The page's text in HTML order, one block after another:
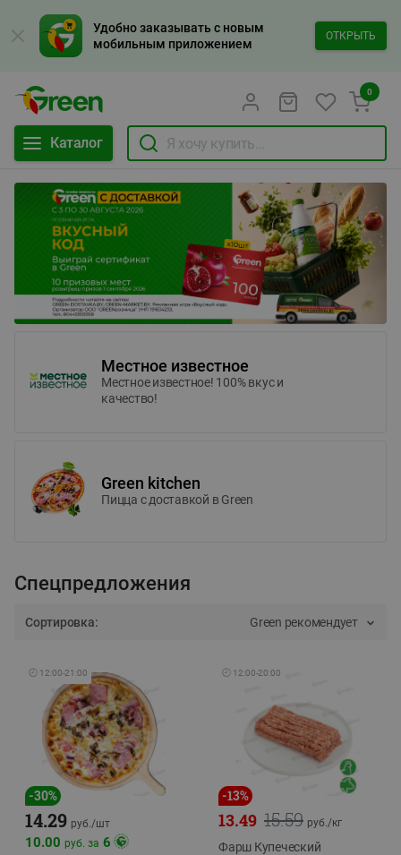
Удобно заказывать с новым
мобильным приложением
ОТКРЫТЬ
Каталог
0
Местное известное
Местное известное! 100% вкус и
качество!
Green kitchen
Пицца c доставкой в Green
Спецпредложения
Сортировка: Green рекомендует
🕘 12:00-21:00
-30%
14.29 руб./шт
10.00 руб. за 6
🕘 12:00-20:00
-13%
15.59
13.49 руб./кг
Фарш Купеческий